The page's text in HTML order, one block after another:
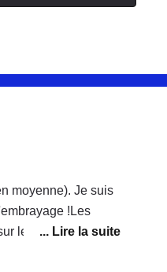
Je suis
!Les
les parties